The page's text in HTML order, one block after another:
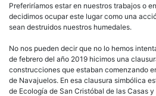
Preferiríamos estar en nuestros trabajos o
decidimos ocupar este lugar como una
sean destruidos nuestros humedales.
No nos pueden decir que no lo hemos
de febrero del año 2019 hicimos una
construcciones que estaban comenzando
de Navajuelos. En esa clausura simbólica
de Ecología de San Cristóbal de las Casas